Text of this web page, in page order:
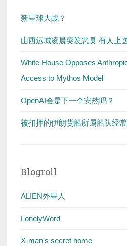
新星球大战？
山西运城凌晨突发恶臭 有人上
White House Opposes
Access to Mythos Model
OpenAI会是下一个安然吗？
被扣押的伊朗货船所属船队经
Blogroll
ALIEN外星人
LonelyWord
X-man’s secret home